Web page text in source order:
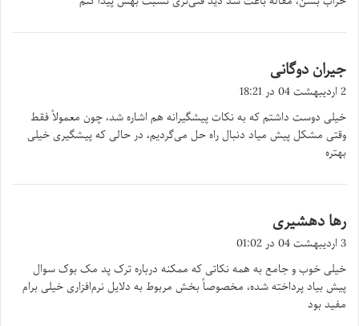
جیران دوگانی
ت
:
2 اردیبهشت 04 در 18:21
خیلی دوست داشتم که به نکات پیشگیرانه هم اشاره شد، چون معمولاً فقط
وقتی مشکل پیش میاد دنبال راه حل می‌گردیم، در حالی که پیشگیری خیلی
بهتره
رها دهشیری
ف
ت
:
3 اردیبهشت 04 در 01:02
خیلی خوب و جامع به همه نکاتی که ممکنه درباره ترک پد مک بوک سوال
پیش بیاد پرداخته شده، مخصوصاً بخش مربوط به دلایل نرم‌افزاری خیلی برام
مفید بود